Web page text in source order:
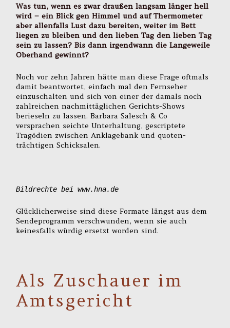
Was tun, wenn es zwar draußen langsam länger hell
wird – ein Blick gen Himmel und auf Thermometer
aber allenfalls Lust dazu bereiten, weiter im Bett
liegen zu bleiben und den lieben Tag den lieben Tag
sein zu lassen? Bis dann irgendwann die Langeweile
Oberhand gewinnt?
Noch vor zehn Jahren hätte man diese Frage oftmals
damit beantwortet, einfach mal den Fernseher
einzuschalten und sich von einer der damals noch
zahlreichen nachmittäglichen Gerichts-Shows
berieseln zu lassen. Barbara Salesch & Co
versprachen seichte Unterhaltung, gescriptete
Tragödien zwischen Anklagebank und quoten-
trächtigen Schicksalen.
Bildrechte bei www.hna.de
Glücklicherweise sind diese Formate längst aus dem
Sendeprogramm verschwunden, wenn sie auch
keinesfalls würdig ersetzt worden sind.
Als Zuschauer im
Amtsgericht